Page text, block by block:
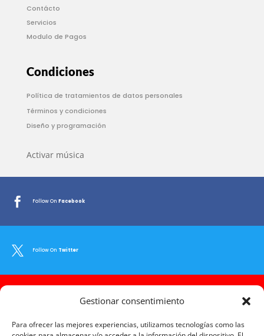
Gestionar consentimiento
Para ofrecer las mejores experiencias, utilizamos tecnologías como las
Contácto
Servicios
Modulo de Pagos
Condiciones
Política de tratamientos de datos personales
Términos y condiciones
Diseño y programación
Activar música
 Follow On Facebook
 Follow On Twitter
Youtube